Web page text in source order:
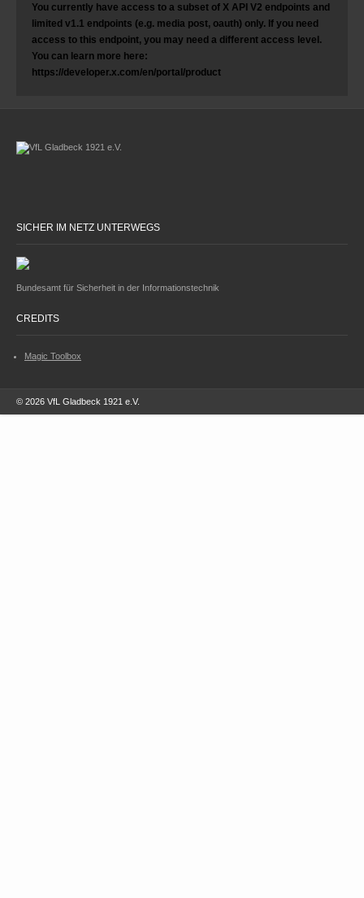
You currently have access to a subset of X API V2 endpoints and
limited v1.1 endpoints (e.g. media post, oauth) only. If you need
access to this endpoint, you may need a different access level.
You can learn more here:
https://developer.x.com/en/portal/product
SICHER IM NETZ UNTERWEGS
Bundesamt für Sicherheit in der Informationstechnik
CREDITS
Magic Toolbox
© 2026 VfL Gladbeck 1921 e.V.